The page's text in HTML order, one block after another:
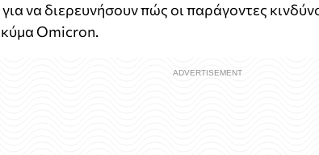
να διερευνήσουν πώς οι παράγοντες
Omicron.